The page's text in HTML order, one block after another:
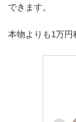
できます。
本物よりも1万円